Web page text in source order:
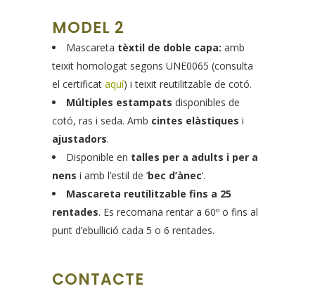
MODEL 2
Mascareta tèxtil de doble capa: amb
teixit homologat segons UNE0065 (consulta
el certificat aquí) i teixit reutilitzable de cotó.
Múltiples estampats disponibles de
cotó, ras i seda. Amb cintes elàstiques i
ajustadors.
Disponible en talles per a adults i per a
nens i amb l’estil de ‘bec d’ànec‘.
Mascareta reutilitzable fins a 25
rentades. Es recomana rentar a 60º o fins al
punt d’ebullició cada 5 o 6 rentades.
CONTACTE